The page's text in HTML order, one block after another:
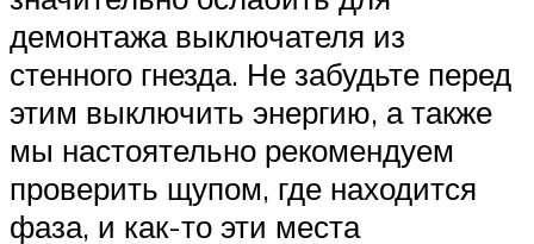
демонтажа выключателя из
стенного гнезда. Не забудьте перед
этим выключить энергию, а также
мы настоятельно рекомендуем
проверить щупом, где находится
фаза, и как-то эти места